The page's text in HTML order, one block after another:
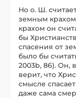
Но о. Ш.
земным
крахом он
бы
спасения от
было бы
2003b, 86). Он,
верит, что
смысле
даже сама